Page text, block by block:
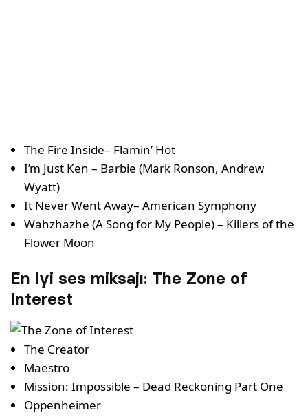
The Fire Inside– Flamin’ Hot
I’m Just Ken – Barbie (Mark Ronson, Andrew
Wyatt)
It Never Went Away– American Symphony
Wahzhazhe (A Song for My People) – Killers of the
Flower Moon
En iyi ses miksajı: The Zone of
Interest
The Creator
Maestro
Mission: Impossible – Dead Reckoning Part One
Oppenheimer